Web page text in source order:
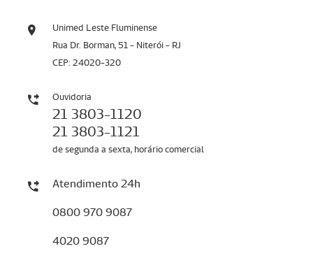
Unimed Leste Fluminense
Rua Dr. Borman, 51 - Niterói - RJ
CEP: 24020-320
Ouvidoria
21 3803-1120
21 3803-1121
de segunda a sexta, horário comercial
Atendimento 24h
0800 970 9087
4020 9087